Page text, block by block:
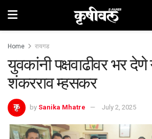
Home रायगड
युवकांनी पक्षवाढीवर भर
शंकरराव म्हसकर
by Sanika Mhatre July 2, 2025